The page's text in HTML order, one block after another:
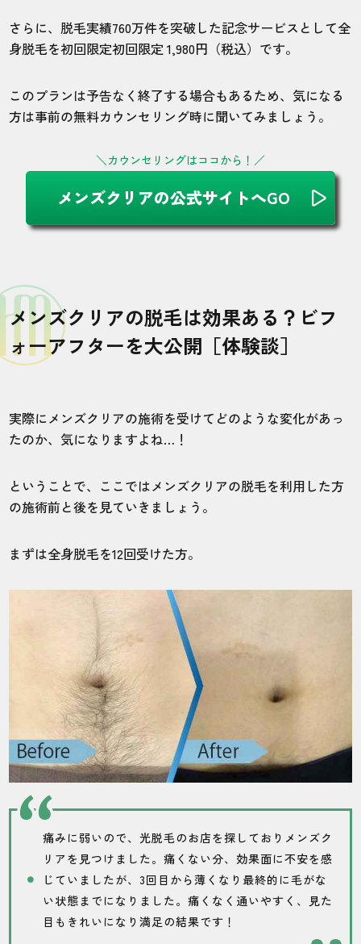
さらに、脱毛実績760万件を突破した記念サービスとして全
身脱毛を初回限定初回限定 1,980円（税込）です。
このプランは予告なく終了する場合もあるため、気になる
方は事前の無料カウンセリング時に聞いてみましょう。
＼カウンセリングはココから！／
メンズクリアの公式サイトへGO
メンズクリアの脱毛は効果ある？ビフ
ォーアフターを大公開［体験談］
実際にメンズクリアの施術を受けてどのような変化があっ
たのか、気になりますよね…！
ということで、ここではメンズクリアの脱毛を利用した方
の施術前と後を見ていきましょう。
まずは全身脱毛を12回受けた方。
痛みに弱いので、光脱毛のお店を探しておりメンズク
リアを見つけました。痛くない分、効果面に不安を感
じていましたが、3回目から薄くなり最終的に毛がな
い状態までになりました。痛くなく通いやすく、見た
目もきれいになり満足の結果です！